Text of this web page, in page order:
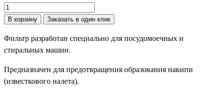
Количество
товара
3/4
"Unicorn"
(с
катриджем)
В корзину Заказать в один клик
Фильтр разработан специально для посудомоечных и
стиральных машин.
Предназначен для предотвращения образования накипи
(известкового налета).